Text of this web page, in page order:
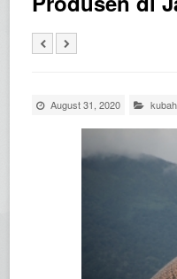
August 31, 2020